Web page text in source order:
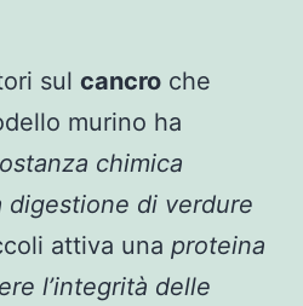
sul cancro che
murino ha
chimica
digestione di verdure
attiva una proteina
l’integrità delle